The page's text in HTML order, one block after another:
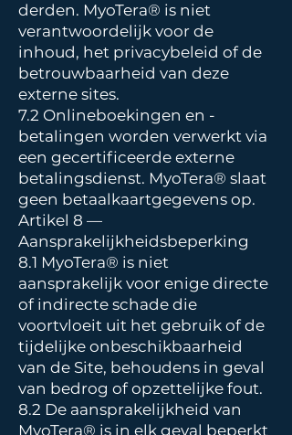
derden. MyoTera® is niet
verantwoordelijk voor de
inhoud, het privacybeleid of de
betrouwbaarheid van deze
externe sites.
7.2 Onlineboekingen en -
betalingen worden verwerkt via
een gecertificeerde externe
betalingsdienst. MyoTera® slaat
geen betaalkaartgegevens op.
Artikel 8 —
Aansprakelijkheidsbeperking
8.1 MyoTera® is niet
aansprakelijk voor enige directe
of indirecte schade die
voortvloeit uit het gebruik of de
tijdelijke onbeschikbaarheid
van de Site, behoudens in geval
van bedrog of opzettelijke fout.
8.2 De aansprakelijkheid van
MyoTera® is in elk geval beperkt